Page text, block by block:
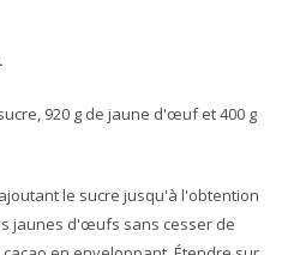
920 g de jaune d'œuf et 400 g
le sucre jusqu'à l'obtention
jaunes d'œufs sans cesser de